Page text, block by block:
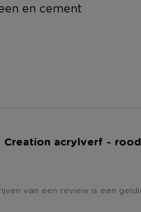
en cement
Creation acrylverf -
van een review is een